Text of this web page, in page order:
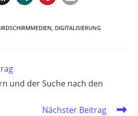
DIGITALISIERUNG
und der Suche nach den
Nächster Beitrag